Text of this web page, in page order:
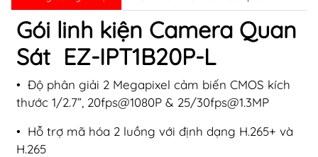
Gói linh kiện Camera Quan
Sát EZ-IPT1B20P-L
• Độ phân giải 2 Megapixel cảm biến CMOS kích
thước 1/2.7”, 20fps@1080P & 25/30fps@1.3MP
• Hỗ trợ mã hóa 2 luồng với định dạng H.265+ và
H.265